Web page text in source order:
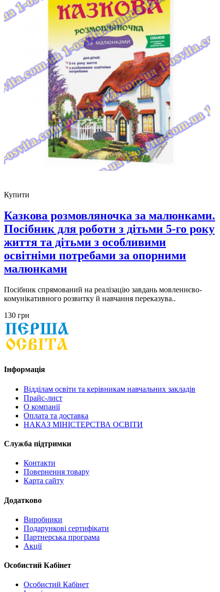
Купити
Казкова розмовляночка за малюнками.
Посібник для роботи з дітьми 5-го року
життя та дітьми з особливими
освітніми потребами за опорними
малюнками
Посібник спрямований на реалізацію завдань мовленнєво-
комунікативного розвитку й навчання переказува..
130 грн
Інформація
Відділам освіти та керівникам навчальних закладів
Прайс-лист
О компанії
Оплата та доставка
НАКАЗ МІНІСТЕРСТВА ОСВІТИ
Служба підтримки
Контакти
Повернення товару
Карта сайту
Додатково
Виробники
Подарункові сертифікати
Партнерська програма
Акції
Особистий Кабінет
Особистий Кабінет